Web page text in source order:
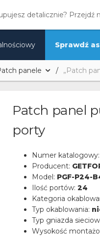
detalicznie? Przejdź
Sprawdź
panele „Patch
Patch panel
porty
Numer katalogowy:
Producent:
Model: PGF-P24-
Ilość portów: 24
Kategoria
Typ okablowania:
Typ gniazda
Wysokość